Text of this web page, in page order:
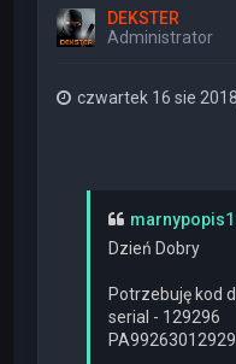
DEKSTER
Administrator
czwartek 16 sie
marnypopis1
Dzień Dobry
Potrzebuję kod
serial - 129296